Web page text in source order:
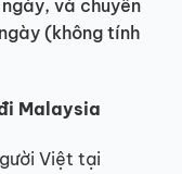
và chuyển
(không tính
Malaysia
Việt tại